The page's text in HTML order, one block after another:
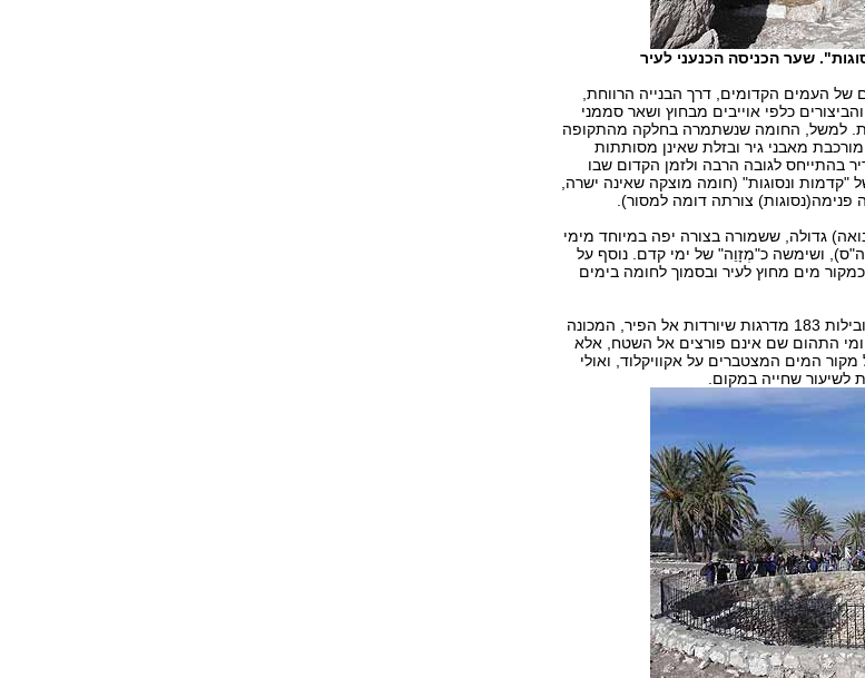
שער הכניסה הכנעני לעיר
של העמים הקדומים, דרך הבנייה הרווחת,
כלפי אוייבים מבחוץ ושאר סממני
למשל, החומה שנשתמרה בחלקה מהתקופה
(1,500 לפנה"ס), מורכבת מאבני גיר ובזלת שאינן מסותתות
בהתייחס לגובה הרבה ולזמן הקדום שבו
"קדמות ונסוגות" (חומה מוצקה שאינה ישרה,
צורתה דומה למסור).
גדולה, ששמורה בצורה יפה במיוחד מימי
ושימשה כ"מְזָוֵה" של ימי קדם. נוסף על
מים מחוץ לעיר ובסמוך לחומה בימים
אל בור המים נחפרה מנהרה ואליה מובילות 183 מדרגות שיורדות אל הפיר, המכונה
ומי התהום שם אינם פורצים אל השטח, אלא
המים המצטברים על אקוויקלוד, ואולי
לשיעור שחייה במקום.